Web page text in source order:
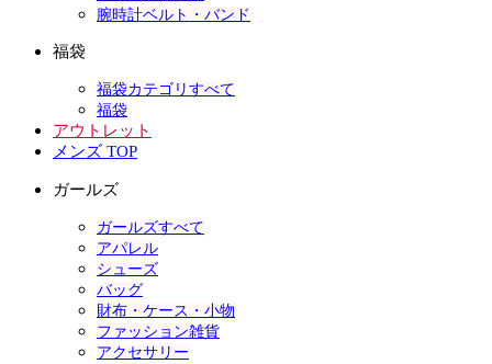
腕時計ベルト・バンド
福袋
福袋カテゴリすべて
福袋
アウトレット
メンズ TOP
ガールズ
ガールズすべて
アパレル
シューズ
バッグ
財布・ケース・小物
ファッション雑貨
アクセサリー